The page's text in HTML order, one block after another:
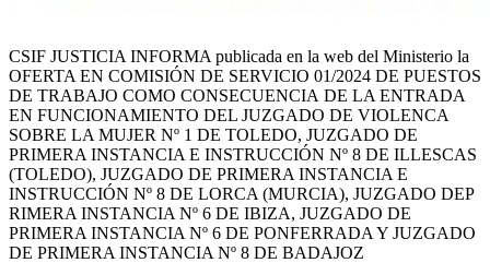
CSIF JUSTICIA INFORMA publicada en la web del Ministerio la
OFERTA EN COMISIÓN DE SERVICIO 01/2024 DE PUESTOS
DE TRABAJO COMO CONSECUENCIA DE LA ENTRADA
EN FUNCIONAMIENTO DEL JUZGADO DE VIOLENCA
SOBRE LA MUJER Nº 1 DE TOLEDO, JUZGADO DE
PRIMERA INSTANCIA E INSTRUCCIÓN Nº 8 DE ILLESCAS
(TOLEDO), JUZGADO DE PRIMERA INSTANCIA E
INSTRUCCIÓN Nº 8 DE LORCA (MURCIA), JUZGADO DEP
RIMERA INSTANCIA Nº 6 DE IBIZA, JUZGADO DE
PRIMERA INSTANCIA Nº 6 DE PONFERRADA Y JUZGADO
DE PRIMERA INSTANCIA Nº 8 DE BADAJOZ